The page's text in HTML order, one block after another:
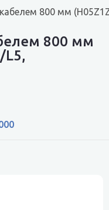
800 мм
800 мм
L5,